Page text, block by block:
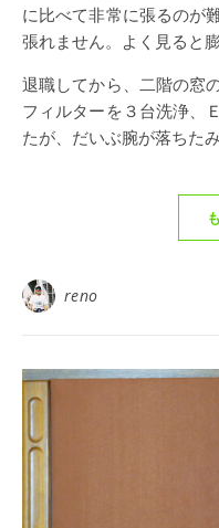
に比べて非常に張るのが
張れません。よく見ると
退職してから、二階の窓
フィルターを３台洗浄、
たが、だいぶ腕が落ちたみ
reno